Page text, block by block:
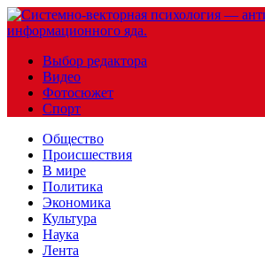
Выбор редактора
Видео
Фотосюжет
Спорт
Общество
Происшествия
В мире
Политика
Экономика
Культура
Наука
Лента